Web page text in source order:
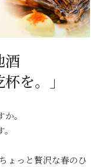
酒
を。」
。
ちょっと贅沢な春のひ